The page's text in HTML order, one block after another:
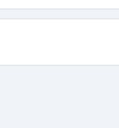
giá theo số lượng.